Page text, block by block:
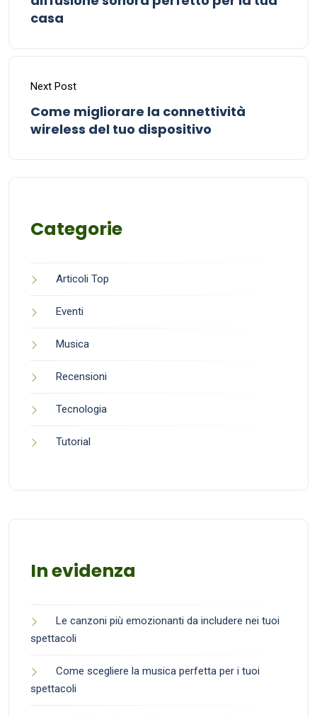
casa
Next Post
Come migliorare la connettività
wireless del tuo dispositivo
Categorie
Articoli Top
Eventi
Musica
Recensioni
Tecnologia
Tutorial
In evidenza
Le canzoni più emozionanti da includere nei tuoi
spettacoli
Come scegliere la musica perfetta per i tuoi
spettacoli